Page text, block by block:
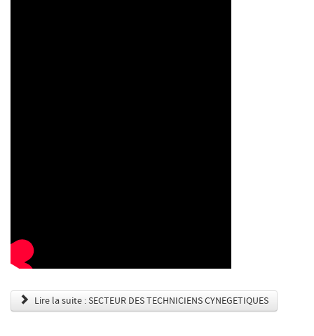
Lire la suite : SECTEUR DES TECHNICIENS CYNEGETIQUES